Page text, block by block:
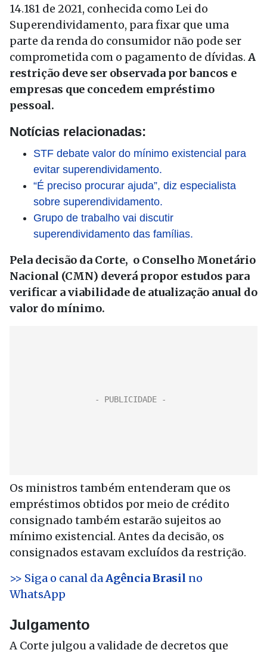
14.181 de 2021, conhecida como Lei do
Superendividamento, para fixar que uma
parte da renda do consumidor não pode ser
comprometida com o pagamento de dívidas. A
restrição deve ser observada por bancos e
empresas que concedem empréstimo
pessoal.
Notícias relacionadas:
STF debate valor do mínimo existencial para
evitar superendividamento.
“É preciso procurar ajuda”, diz especialista
sobre superendividamento.
Grupo de trabalho vai discutir
superendividamento das famílias.
Pela decisão da Corte, o Conselho Monetário
Nacional (CMN) deverá propor estudos para
verificar a viabilidade de atualização anual do
valor do mínimo.
Os ministros também entenderam que os
empréstimos obtidos por meio de crédito
consignado também estarão sujeitos ao
mínimo existencial. Antes da decisão, os
consignados estavam excluídos da restrição.
>> Siga o canal daAgência Brasil no
WhatsApp
Julgamento
A Corte julgou a validade de decretos que